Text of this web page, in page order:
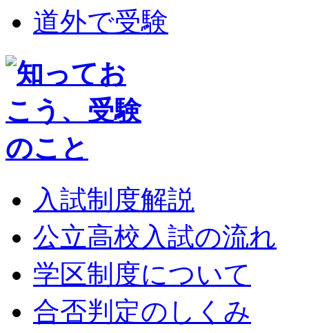
道外で受験
入試制度解説
公立高校入試の流れ
学区制度について
合否判定のしくみ